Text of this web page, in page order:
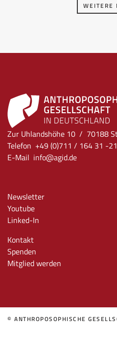
WEITERE
Zur Uhlandshöhe 10 / 70188
Telefon +49 (0)711 / 164 31 -21
E-Mail info@agid.de
Newsletter
Youtube
Linked-In
Kontakt
Spenden
Mitglied werden
© ANTHROPOSOPHISCHE